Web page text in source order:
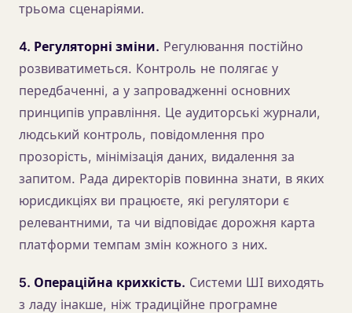
трьома сценаріями.
4. Регуляторні зміни. Регулювання постійно
розвиватиметься. Контроль не полягає у
передбаченні, а у запровадженні основних
принципів управління. Це аудиторські журнали,
людський контроль, повідомлення про
прозорість, мінімізація даних, видалення за
запитом. Рада директорів повинна знати, в яких
юрисдикціях ви працюєте, які регулятори є
релевантними, та чи відповідає дорожня карта
платформи темпам змін кожного з них.
5. Операційна крихкість. Системи ШІ виходять
з ладу інакше, ніж традиційне програмне